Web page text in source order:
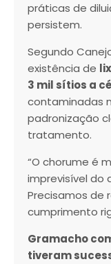
práticas de
persistem.
Segundo
existência de
3 mil sítios a
contaminadas
padronização
tratamento.
“O chorume é
imprevisível do
Precisamos de
cumprimento
Gramacho
tiveram